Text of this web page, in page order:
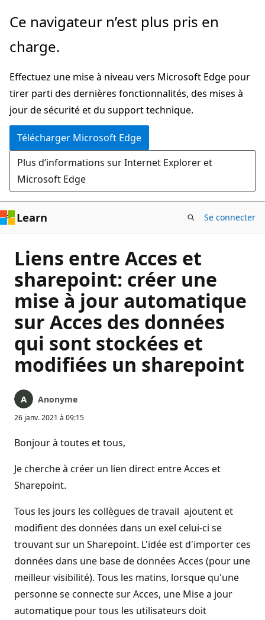
Passer
directement
au
principal
Ce navigateur n’est plus pris en
charge.
Effectuez une mise à niveau vers Microsoft Edge pour
tirer parti des dernières fonctionnalités, des mises à
jour de sécurité et du support technique.
Télécharger Microsoft Edge
Plus d’informations sur Internet Explorer et
Microsoft Edge
Learn Se connecter
Liens entre Acces et
sharepoint: créer une
mise à jour automatique
sur Acces des données
qui sont stockées et
modifiées un sharepoint
Anonyme
26 janv. 2021 à 09:15
Bonjour à toutes et tous,
Je cherche à créer un lien direct entre Acces et
Sharepoint.
Tous les jours les collègues de travail ajoutent et
modifient des données dans un exel celui-ci se
trouvant sur un Sharepoint. L'idée est d'importer ces
données dans une base de données Acces (pour une
meilleur visibilité). Tous les matins, lorsque qu'une
personne se connecte sur Acces, une Mise a jour
automatique pour tous les utilisateurs doit